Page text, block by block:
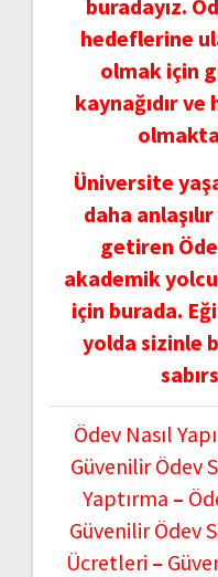
buradayız.
hedeflerine
olmak için
kaynağıdır ve
Üniversite
daha
getiren
akademik
için burada.
yolda sizinle
Ödev Nasıl
Güvenilir Ödev
Yaptırma –
Güvenilir Ödev
Ücretleri –